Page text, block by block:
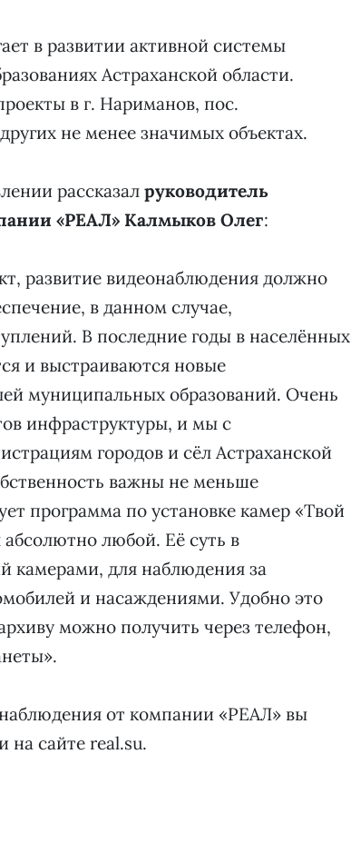
в развитии активной системы
Астраханской области.
в г. Нариманов, пос.
не менее значимых объектах.
рассказал руководитель
«РЕАЛ» Калмыков Олег:
развитие видеонаблюдения должно
в данном случае,
В последние годы в населённых
и выстраиваются новые
муниципальных образований. Очень
инфраструктуры, и мы с
городов и сёл Астраханской
важны не меньше
программа по установке камер «Твой
любой. Её суть в
камерами, для наблюдения за
и насаждениями. Удобно это
можно получить через телефон,
от компании «РЕАЛ» вы
на сайте real.su.